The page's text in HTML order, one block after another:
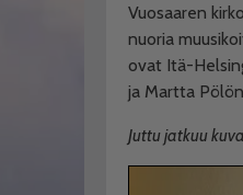
Vuosaaren
nuoria
ovat Itä-
ja Martta
Juttu jatkuu